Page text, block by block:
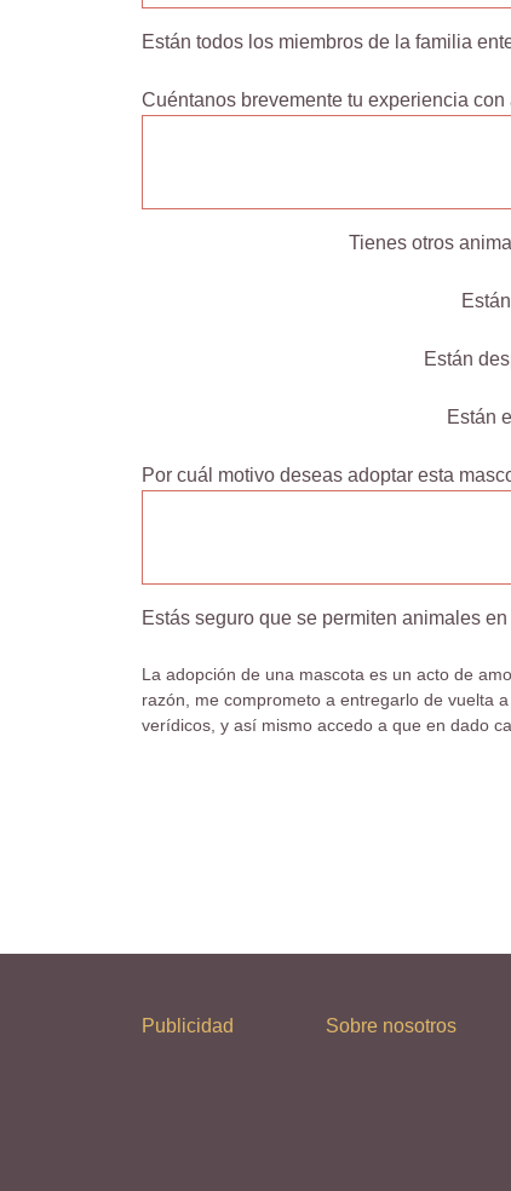
Están todos los miembros de la familia
Cuéntanos brevemente tu experiencia con
Tienes otros
Están
Están
Por cuál motivo deseas adoptar esta
Estás seguro que se permiten animales
La adopción de una mascota es un acto de
razón, me comprometo a entregarlo de vuelta
verídicos, y así mismo accedo a que en dado
Publicidad Sobre nosotros